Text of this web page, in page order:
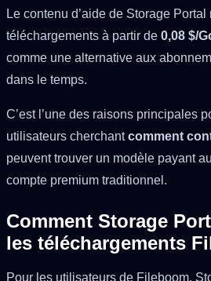
Le contenu d’aide de Storage
téléchargements à partir de 0,08 $/
comme une alternative aux
dans le temps.
C’est l’une des raisons principales
utilisateurs cherchantcomment
peuvent trouver un modèle payant
compte premium traditionnel.
Comment Storage
les téléchargements
Pour les utilisateurs de Fileboom,